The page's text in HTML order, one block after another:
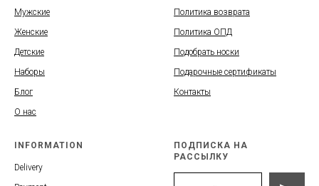
Мужские
Женские
Детские
Наборы
Блог
О нас
Политика возврата
Политика ОПД
Подобрать носки
Подарочные сертификаты
Контакты
INFORMATION
Delivery
ПОДПИСКА НА
РАССЫЛКУ